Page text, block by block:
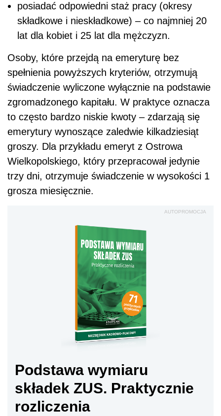
posiadać odpowiedni staż pracy (okresy
składkowe i nieskładkowe) – co najmniej 20
lat dla kobiet i 25 lat dla mężczyzn.
Osoby, które przejdą na emeryturę bez
spełnienia powyższych kryteriów, otrzymują
świadczenie wyliczone wyłącznie na podstawie
zgromadzonego kapitału. W praktyce oznacza
to często bardzo niskie kwoty – zdarzają się
emerytury wynoszące zaledwie kilkadziesiąt
groszy. Dla przykładu emeryt z Ostrowa
Wielkopolskiego, który przepracował jedynie
trzy dni, otrzymuje świadczenie w wysokości 1
grosza miesięcznie.
AUTOPROMOCJA
Podstawa wymiaru
składek ZUS. Praktycznie
rozliczenia